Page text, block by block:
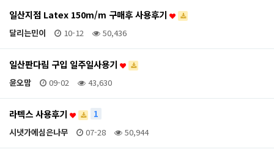
일산지점 Latex 150m/m 구매후 사용후기
달리는민이 10-12 50,436
일산판다림 구입 일주일사용기
윤오맘 09-02 43,630
라텍스 사용후기
1
시냇가에심은나무
07-28 50,944